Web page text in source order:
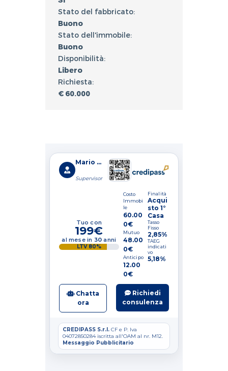
Stato del fabbricato:
Buono
Stato dell'immobile:
Buono
Disponibilità:
Libero
Richiesta:
€ 60.000